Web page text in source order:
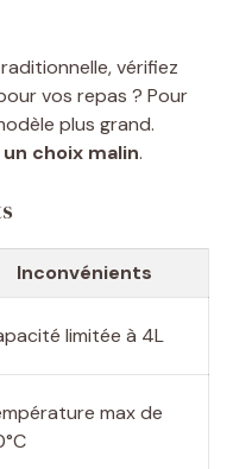
vérifiez
vos repas ? Pour
plus grand.
choix malin.
Inconvénients
limitée à 4L
max de